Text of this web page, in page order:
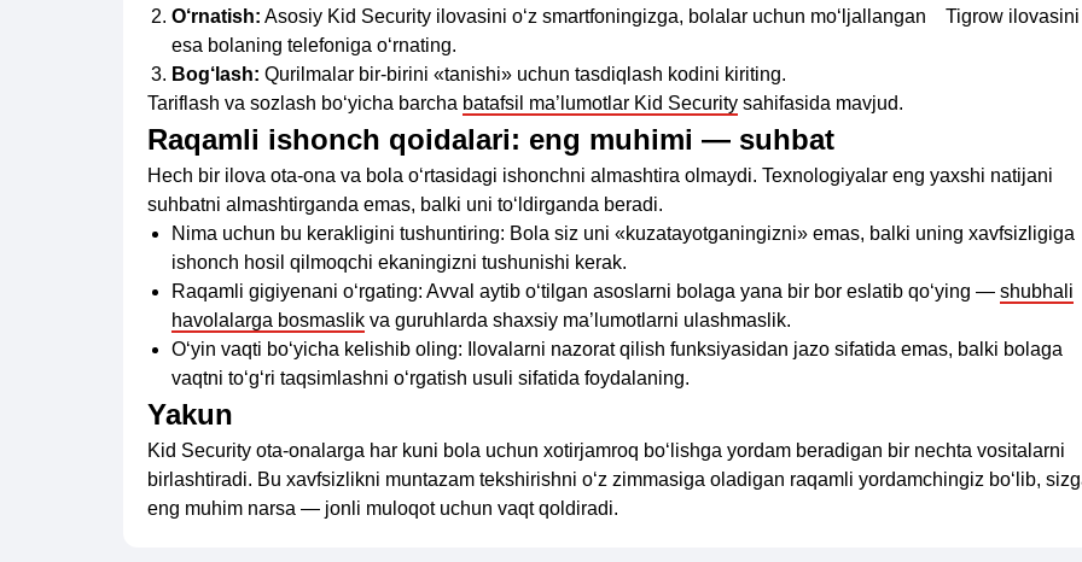
O‘rnatish: Asosiy Kid Security ilovasini o‘z smartfoningizga, bolalar uchun mo‘ljallangan Tigrow ilovasini
esa bolaning telefoniga o‘rnating.
Bog‘lash: Qurilmalar bir-birini «tanishi» uchun tasdiqlash kodini kiriting.
Tariflash va sozlash bo‘yicha barcha batafsil ma’lumotlar Kid Security sahifasida mavjud.
Raqamli ishonch qoidalari: eng muhimi — suhbat
Hech bir ilova ota-ona va bola o‘rtasidagi ishonchni almashtira olmaydi. Texnologiyalar eng yaxshi natijani
suhbatni almashtirganda emas, balki uni to‘ldirganda beradi.
Nima uchun bu kerakligini tushuntiring: Bola siz uni «kuzatayotganingizni» emas, balki uning xavfsizligiga
ishonch hosil qilmoqchi ekaningizni tushunishi kerak.
Raqamli gigiyenani o‘rgating: Avval aytib o‘tilgan asoslarni bolaga yana bir bor eslatib qo‘ying — shubhali
havolalarga bosmaslik va guruhlarda shaxsiy ma’lumotlarni ulashmaslik.
O‘yin vaqti bo‘yicha kelishib oling: Ilovalarni nazorat qilish funksiyasidan jazo sifatida emas, balki bolaga
vaqtni to‘g‘ri taqsimlashni o‘rgatish usuli sifatida foydalaning.
Yakun
Kid Security ota-onalarga har kuni bola uchun xotirjamroq bo‘lishga yordam beradigan bir nechta vositalarni
birlashtiradi. Bu xavfsizlikni muntazam tekshirishni o‘z zimmasiga oladigan raqamli yordamchingiz bo‘lib,
eng muhim narsa — jonli muloqot uchun vaqt qoldiradi.